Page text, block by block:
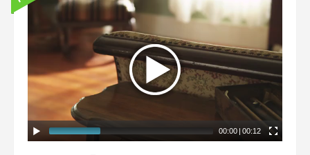
00:00 | 00:12